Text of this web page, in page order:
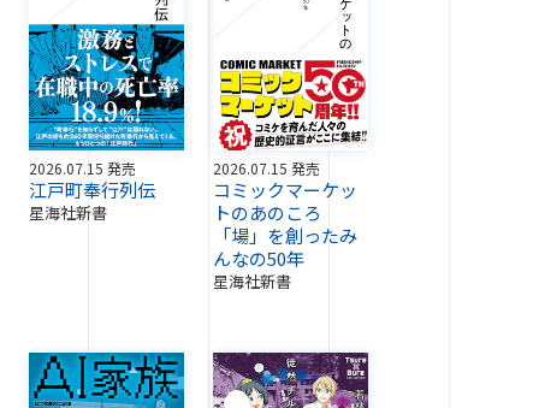
2026.07.15 発売
江戸町奉行列伝
星海社新書
2026.07.15 発売
コミックマーケッ
トのあのころ
「場」を創ったみ
んなの50年
星海社新書